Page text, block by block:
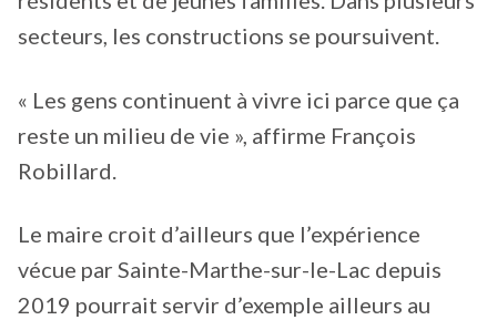
secteurs, les constructions se poursuivent.
« Les gens continuent à vivre ici parce que ça
reste un milieu de vie », affirme François
Robillard.
Le maire croit d’ailleurs que l’expérience
vécue par Sainte-Marthe-sur-le-Lac depuis
2019 pourrait servir d’exemple ailleurs au